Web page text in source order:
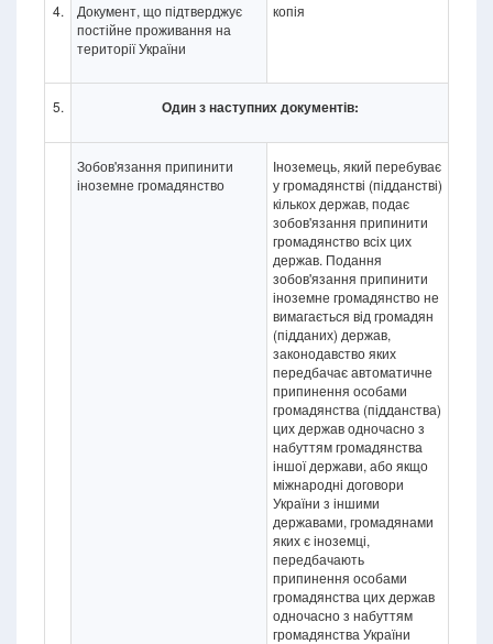
4.
Документ, що підтверджує
постійне проживання на
території України
копія
5. Один з наступних документів:
Зобов'язання припинити
іноземне громадянство
Іноземець, який перебуває
у громадянстві (підданстві)
кількох держав, подає
зобов'язання припинити
громадянство всіх цих
держав. Подання
зобов'язання припинити
іноземне громадянство не
вимагається від громадян
(підданих) держав,
законодавство яких
передбачає автоматичне
припинення особами
громадянства (підданства)
цих держав одночасно з
набуттям громадянства
іншої держави, або якщо
міжнародні договори
України з іншими
державами, громадянами
яких є іноземці,
передбачають
припинення особами
громадянства цих держав
одночасно з набуттям
громадянства України